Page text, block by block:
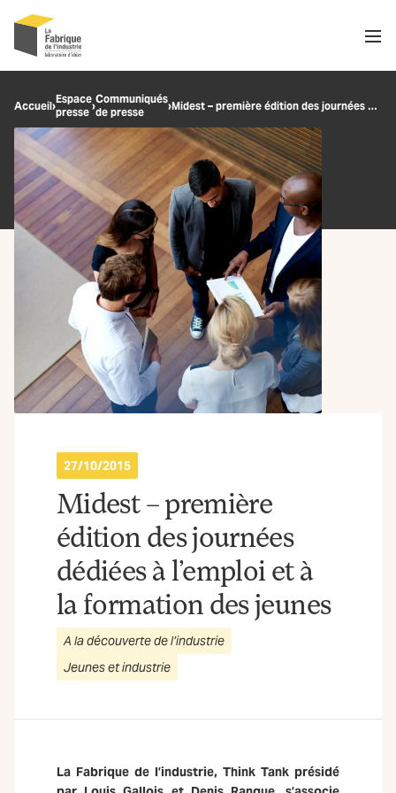
Recherche
Accueil›Espace
presse ›Communiqués
de presse
› Midest – première édition des journées dédiées à l’emploi et à la formation des jeunes
27/10/2015
Midest – première
édition des journées
dédiées à l’emploi et à
la formation des jeunes
A la découverte de l’industrie
Jeunes et industrie
La Fabrique de l’industrie, Think Tank présidé